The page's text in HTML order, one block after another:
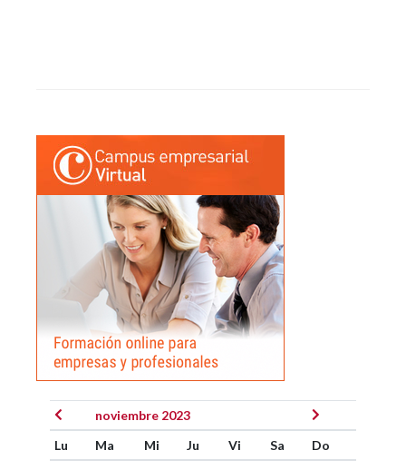
noviembre 2023
Lu
Ma Mi Ju Vi Sa
Do